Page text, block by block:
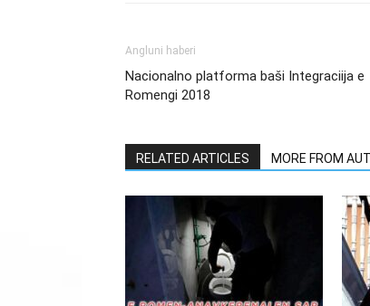
Angluni haberi
Nacionalno platforma baši Integraciija e
Romengi 2018
RELATED ARTICLES MORE FROM